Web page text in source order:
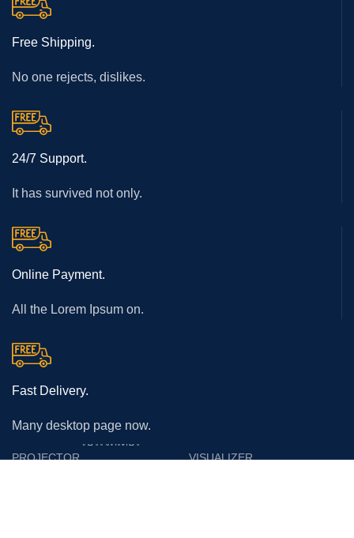
Free Shipping.
No one rejects, dislikes.
24/7 Support.
It has survived not only.
Online Payment.
All the Lorem Ipsum on.
Fast Delivery.
Many desktop page now.
PROJECTOR
โปรเจคเตอร์
VISUALIZER